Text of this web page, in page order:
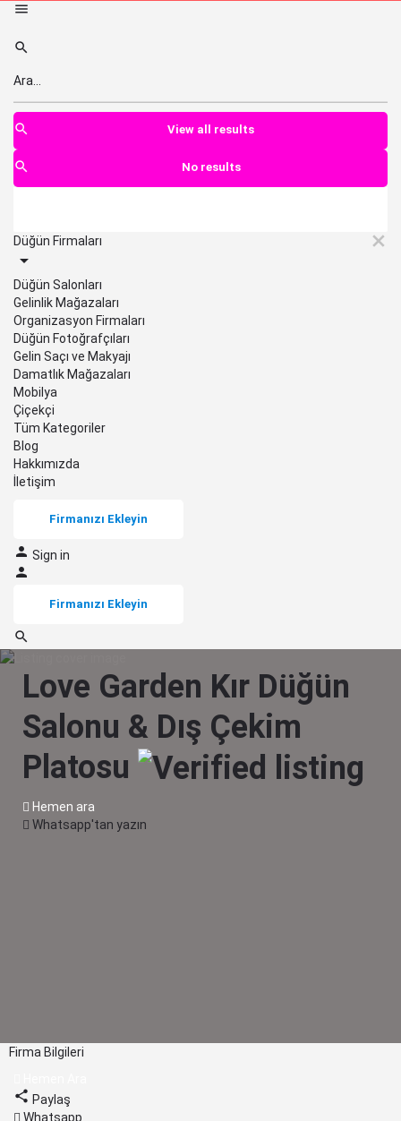
View all results
No results
Düğün Firmaları
Düğün Salonları
Gelinlik Mağazaları
Organizasyon Firmaları
Düğün Fotoğrafçıları
Gelin Saçı ve Makyajı
Damatlık Mağazaları
Mobilya
Çiçekçi
Tüm Kategoriler
Blog
Hakkımızda
İletişim
Firmanızı Ekleyin
Sign in
Firmanızı Ekleyin
Love Garden Kır Düğün
Salonu & Dış Çekim
Platosu
Hemen ara
Whatsapp'tan yazın
Firma Bilgileri
Paylaş
Whatsapp